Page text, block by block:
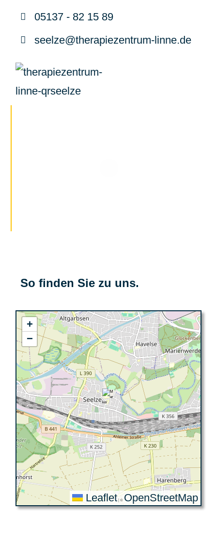
05137 - 82 15 89
seelze@therapiezentrum-linne.de
So finden Sie zu uns.
+
−
Leaflet |© OpenStreetMap